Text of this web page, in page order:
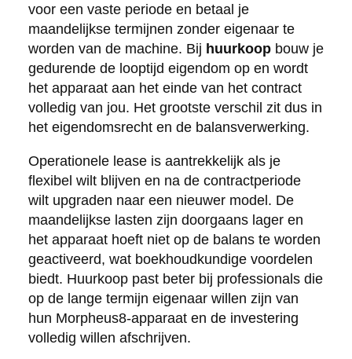
voor een vaste periode en betaal je
maandelijkse termijnen zonder eigenaar te
worden van de machine. Bij huurkoopbouw je
gedurende de looptijd eigendom op en wordt
het apparaat aan het einde van het contract
volledig van jou. Het grootste verschil zit dus in
het eigendomsrecht en de balansverwerking.
Operationele lease is aantrekkelijk als je
flexibel wilt blijven en na de contractperiode
wilt upgraden naar een nieuwer model. De
maandelijkse lasten zijn doorgaans lager en
het apparaat hoeft niet op de balans te worden
geactiveerd, wat boekhoudkundige voordelen
biedt. Huurkoop past beter bij professionals die
op de lange termijn eigenaar willen zijn van
hun Morpheus8-apparaat en de investering
volledig willen afschrijven.